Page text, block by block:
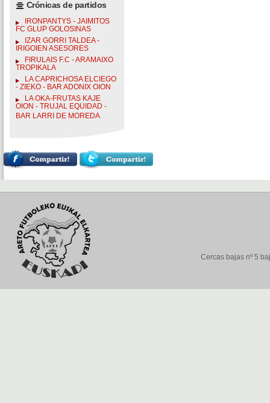
Crónicas de partidos
IRONPANTYS - JAIMITOS
FC GLUP GOLOSINAS
IZAR GORRI TALDEA -
IRIGOIEN ASESORES
FIRULAIS F.C - ARAMAIXO
TROPIKALA
LA CAPRICHOSA ELCIEGO
- ZIEKO - BAR ADONIX OION
LA OKA-FRUTAS KAJE
OION - TRUJAL EQUIDAD -
BAR LARRI DE MOREDA
Cercas bajas nº 5